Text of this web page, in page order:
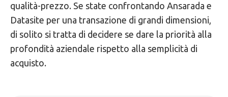
qualità-prezzo. Se state confrontando Ansarada e
Datasite per una transazione di grandi dimensioni,
di solito si tratta di decidere se dare la priorità alla
profondità aziendale rispetto alla semplicità di
acquisto.